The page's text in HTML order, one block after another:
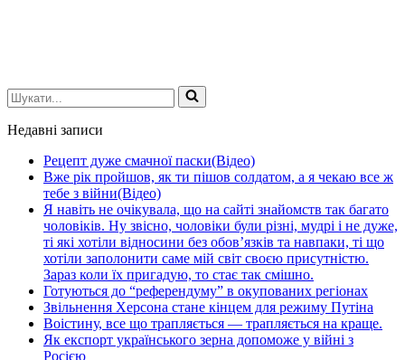
Шукати...
Недавні записи
Рецепт дуже смачної паски(Відео)
Вже рік пройшов, як ти пішов солдатом, а я чекаю все ж
тебе з війни(Відео)
Я навіть не очікувала, що на сайті знайомств так багато
чоловіків. Ну звісно, чоловіки були різні, мудрі і не дуже,
ті які хотіли відносини без обов’язків та навпаки, ті що
хотіли заполонити саме мій світ своєю присутністю.
Зараз коли їх пригадую, то стає так смішно.
Готуються до “референдуму” в окупованих регіонах
Звільнення Херсона стане кінцем для режиму Путіна
Воістину, все що трапляється — трапляється на краще.
Як експорт українського зерна допоможе у війні з
Росією